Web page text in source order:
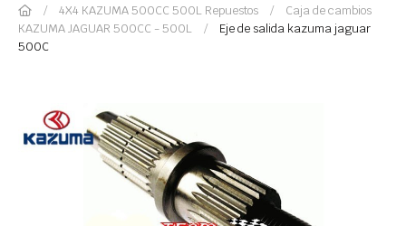
4X4 KAZUMA 500CC 500L Repuestos
Caja de cambios
KAZUMA JAGUAR 500CC - 500L
Eje de salida kazuma jaguar
500C